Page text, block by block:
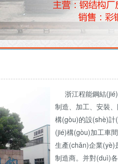
浙江程能鋼結(jié)
制造、加工、安裝
構(gòu)的設(shè)計
(jié)構(gòu)加工車間
生產(chǎn)企業(yè)是
制造商。并對(duì)各